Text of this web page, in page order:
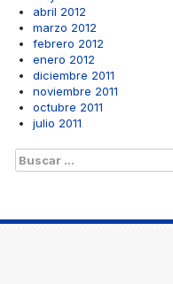
abril 2012
marzo 2012
febrero 2012
enero 2012
diciembre 2011
noviembre 2011
octubre 2011
julio 2011
Buscar: